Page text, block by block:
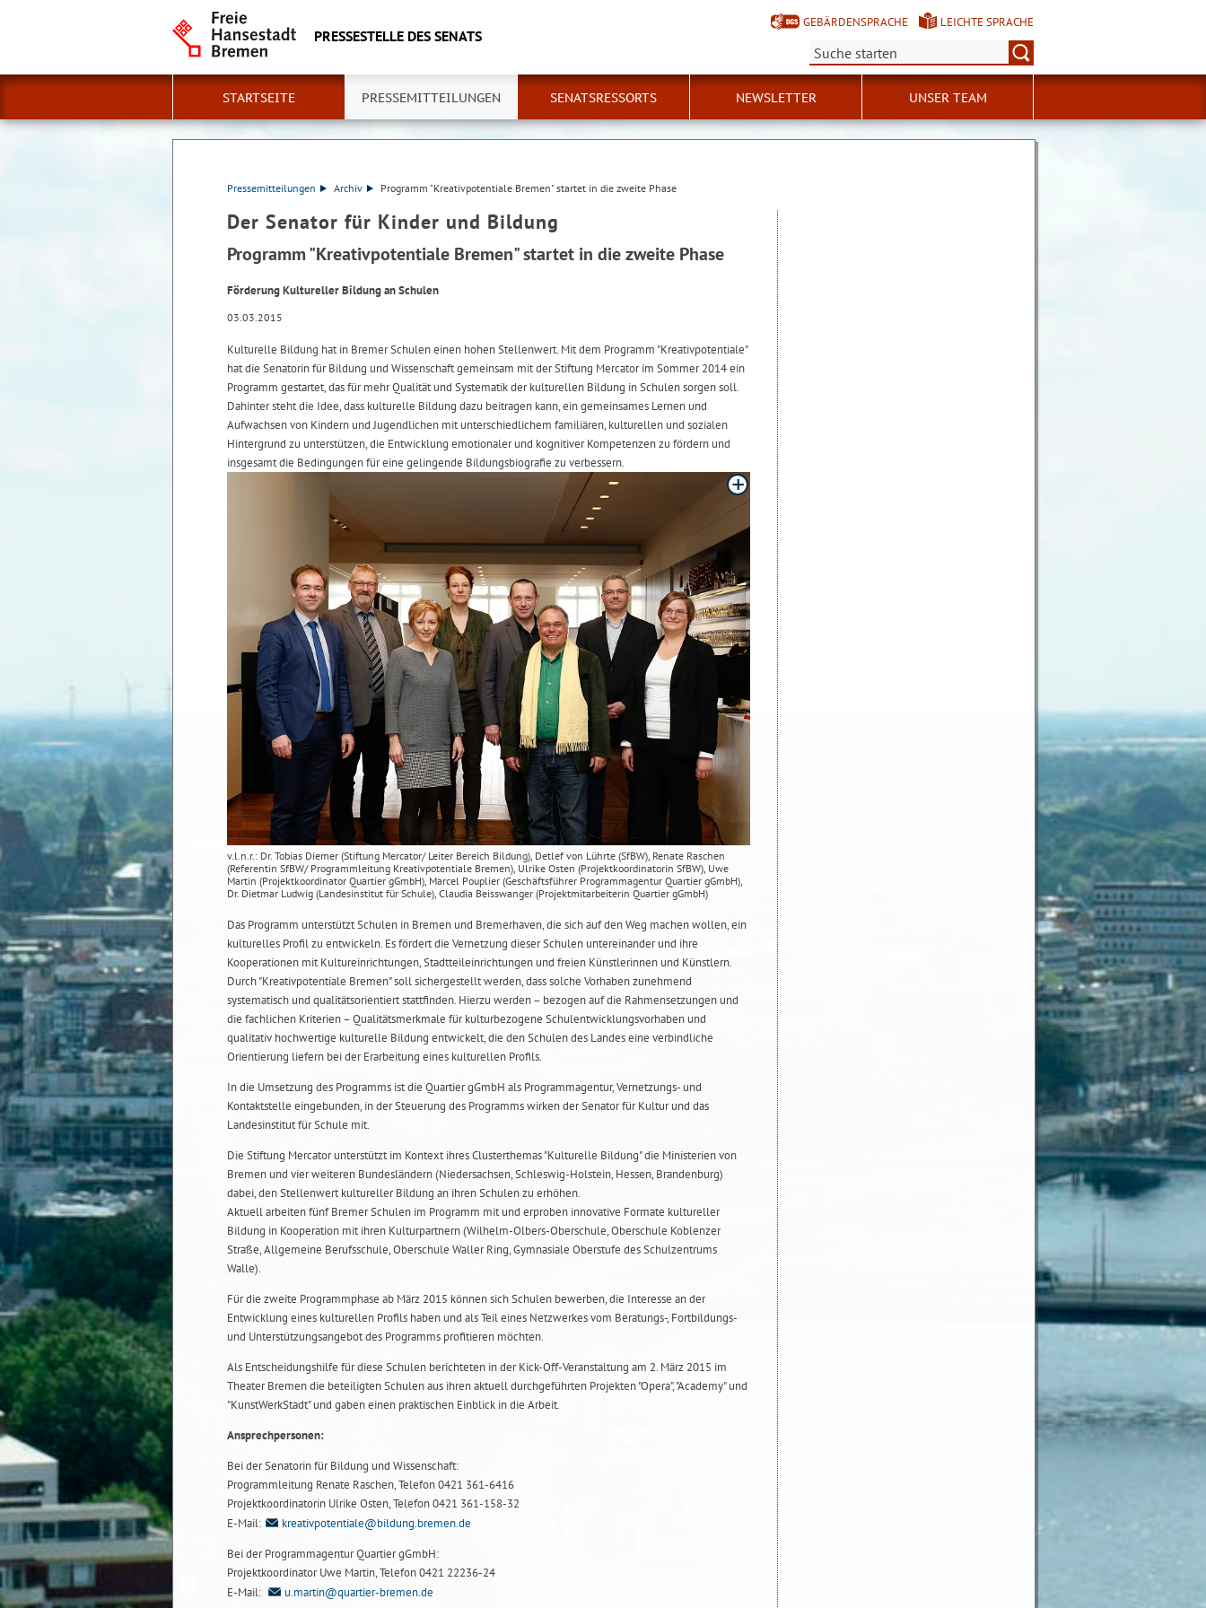
PRESSESTELLE DES SENATS
GEBÄRDENSPRACHE
LEICHTE SPRACHE
Suche:
STARTSEITE PRESSEMITTEILUNGEN SENATSRESSORTS NEWSLETTER UNSER TEAM
Pressemitteilungen Archiv Programm "Kreativpotentiale Bremen" startet in die zweite Phase
Der Senator für Kinder und Bildung
Programm "Kreativpotentiale Bremen" startet in die zweite Phase
Förderung Kultureller Bildung an Schulen
03.03.2015
Kulturelle Bildung hat in Bremer Schulen einen hohen Stellenwert. Mit dem Programm "Kreativpotentiale"
hat die Senatorin für Bildung und Wissenschaft gemeinsam mit der Stiftung Mercator im Sommer 2014 ein
Programm gestartet, das für mehr Qualität und Systematik der kulturellen Bildung in Schulen sorgen soll.
Dahinter steht die Idee, dass kulturelle Bildung dazu beitragen kann, ein gemeinsames Lernen und
Aufwachsen von Kindern und Jugendlichen mit unterschiedlichem familiären, kulturellen und sozialen
Hintergrund zu unterstützen, die Entwicklung emotionaler und kognitiver Kompetenzen zu fördern und
insgesamt die Bedingungen für eine gelingende Bildungsbiografie zu verbessern.
v.l.n.r.: Dr. Tobias Diemer (Stiftung Mercator/ Leiter Bereich Bildung), Detlef von Lührte (SfBW), Renate Raschen
(Referentin SfBW/ Programmleitung Kreativpotentiale Bremen), Ulrike Osten (Projektkoordinatorin SfBW), Uwe
Martin (Projektkoordinator Quartier gGmbH), Marcel Pouplier (Geschäftsführer Programmagentur Quartier gGmbH),
Dr. Dietmar Ludwig (Landesinstitut für Schule), Claudia Beisswanger (Projektmitarbeiterin Quartier gGmbH)
Das Programm unterstützt Schulen in Bremen und Bremerhaven, die sich auf den Weg machen wollen, ein
kulturelles Profil zu entwickeln. Es fördert die Vernetzung dieser Schulen untereinander und ihre
Kooperationen mit Kultureinrichtungen, Stadtteileinrichtungen und freien Künstlerinnen und Künstlern.
Durch "Kreativpotentiale Bremen" soll sichergestellt werden, dass solche Vorhaben zunehmend
systematisch und qualitätsorientiert stattfinden. Hierzu werden – bezogen auf die Rahmensetzungen und
die fachlichen Kriterien – Qualitätsmerkmale für kulturbezogene Schulentwicklungsvorhaben und
qualitativ hochwertige kulturelle Bildung entwickelt, die den Schulen des Landes eine verbindliche
Orientierung liefern bei der Erarbeitung eines kulturellen Profils.
In die Umsetzung des Programms ist die Quartier gGmbH als Programmagentur, Vernetzungs- und
Kontaktstelle eingebunden, in der Steuerung des Programms wirken der Senator für Kultur und das
Landesinstitut für Schule mit.
Die Stiftung Mercator unterstützt im Kontext ihres Clusterthemas "Kulturelle Bildung" die Ministerien von
Bremen und vier weiteren Bundesländern (Niedersachsen, Schleswig-Holstein, Hessen, Brandenburg)
dabei, den Stellenwert kultureller Bildung an ihren Schulen zu erhöhen.
Aktuell arbeiten fünf Bremer Schulen im Programm mit und erproben innovative Formate kultureller
Bildung in Kooperation mit ihren Kulturpartnern (Wilhelm-Olbers-Oberschule, Oberschule Koblenzer
Straße, Allgemeine Berufsschule, Oberschule Waller Ring, Gymnasiale Oberstufe des Schulzentrums
Walle).
Für die zweite Programmphase ab März 2015 können sich Schulen bewerben, die Interesse an der
Entwicklung eines kulturellen Profils haben und als Teil eines Netzwerkes vom Beratungs-, Fortbildungs-
und Unterstützungsangebot des Programms profitieren möchten.
Als Entscheidungshilfe für diese Schulen berichteten in der Kick-Off-Veranstaltung am 2. März 2015 im
Theater Bremen die beteiligten Schulen aus ihren aktuell durchgeführten Projekten "Opera", "Academy" und
"KunstWerkStadt" und gaben einen praktischen Einblick in die Arbeit.
Ansprechpersonen:
Bei der Senatorin für Bildung und Wissenschaft:
Programmleitung Renate Raschen, Telefon 0421 361-6416
Projektkoordinatorin Ulrike Osten, Telefon 0421 361-158-32
E-Mail:
kreativpotentiale@bildung.bremen.de
Bei der Programmagentur Quartier gGmbH:
Projektkoordinator Uwe Martin, Telefon 0421 22236-24
E-Mail:
u.martin@quartier-bremen.de